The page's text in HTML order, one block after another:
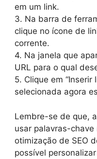
em um link.
3. Na barra de
clique no ícone de
corrente.
4. Na janela que
URL para o qual
5. Clique em “Inserir
selecionada agora
Lembre-se de que,
usar palavras-
otimização de SEO
possível